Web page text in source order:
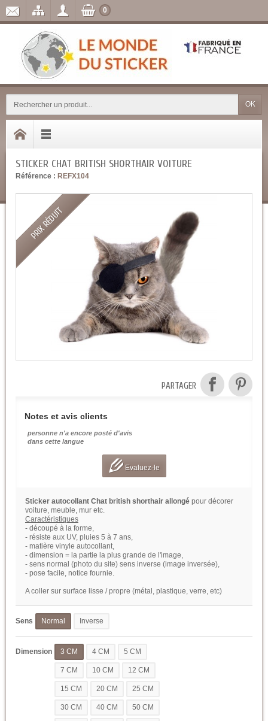
OK
0
STICKER CHAT BRITISH SHORTHAIR VOITURE
Référence : REFX104
PRIX RÉDUIT
PARTAGER
Notes et avis clients
personne n'a encore posté d'avis
dans cette langue
Evaluez-le
Sticker autocollant Chat british shorthair allongé pour décorer
voiture, meuble, mur etc.
Caractéristiques
- découpé à la forme,
- résiste aux UV, pluies 5 à 7 ans,
- matière vinyle autocollant,
- dimension = la partie la plus grande de l'image,
- sens normal (photo du site) sens inverse (image inversée),
- pose facile, notice fournie.
A coller sur surface lisse / propre (métal, plastique, verre, etc)
Sens Normal Inverse
Dimension 3 CM 4 CM 5 CM
7 CM 10 CM 12 CM
15 CM 20 CM 25 CM
30 CM 40 CM 50 CM